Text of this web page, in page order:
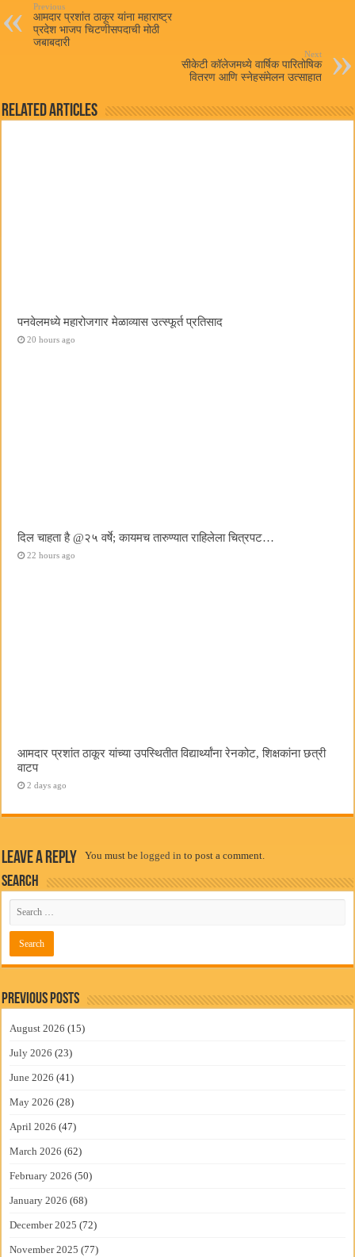
pp
Previous
आमदार प्रशांत ठाकूर यांना महाराष्ट्र
प्रदेश भाजप चिटणीसपदाची मोठी
जबाबदारी
Next
सीकेटी कॉलेजमध्ये वार्षिक पारितोषिक
वितरण आणि स्नेहसंमेलन उत्साहात
Related Articles
पनवेलमध्ये महारोजगार मेळाव्यास उत्स्फूर्त प्रतिसाद
20 hours ago
दिल चाहता है @२५ वर्षे; कायमच तारुण्यात राहिलेला चित्रपट…
22 hours ago
आमदार प्रशांत ठाकूर यांच्या उपस्थितीत विद्यार्थ्यांना रेनकोट, शिक्षकांना छत्री
वाटप
2 days ago
Leave a Reply You must belogged in to post a comment.
Search
Previous Posts
August 2026 (15)
July 2026 (23)
June 2026 (41)
May 2026 (28)
April 2026 (47)
March 2026 (62)
February 2026 (50)
January 2026 (68)
December 2025 (72)
November 2025 (77)